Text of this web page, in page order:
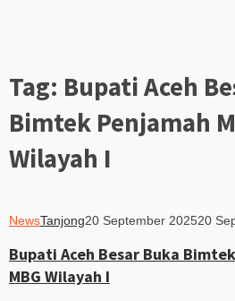
Tag: Bupati Aceh
Bimtek Penjamah
Wilayah I
NewsTanjong20 September 202520
Bupati Aceh Besar Buka
MBG Wilayah I